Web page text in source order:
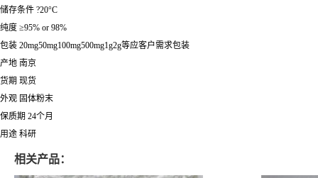
储存条件 ?20°C
纯度 ≥95% or 98%
包装 20mg50mg100mg500mg1g2g等应客户需求包装
产地 南京
货期 现货
外观 固体粉末
保质期 24个月
用途 科研
相关产品：